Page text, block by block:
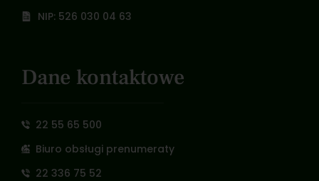
NIP: 526 030 04 63
Dane kontaktowe
22 55 65 500
Biuro obsługi prenumeraty
22 336 75 52